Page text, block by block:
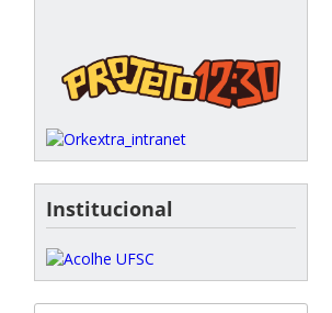
Institucional